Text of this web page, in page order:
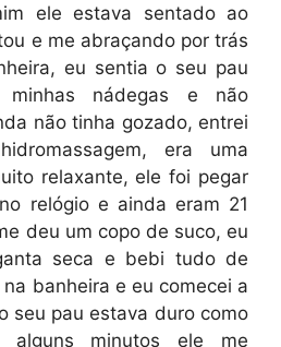
ele estava sentado ao
e me abraçando por trás
eu sentia o seu pau
nádegas e não
não tinha gozado, entrei
era uma
relaxante, ele foi pegar
relógio e ainda eram 21
deu um copo de suco, eu
seca e bebi tudo de
banheira e eu comecei a
seu pau estava duro como
alguns minutos ele me